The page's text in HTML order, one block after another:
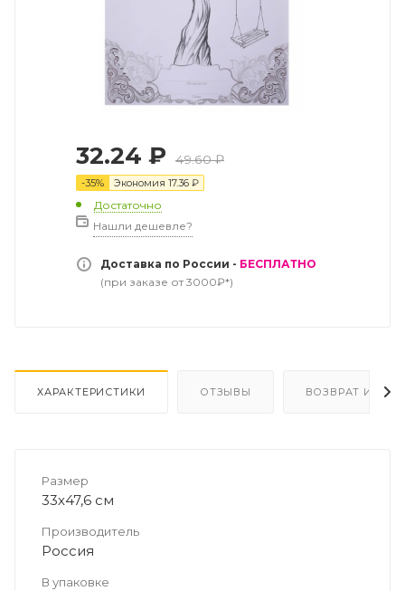
32.24 ₽ 49.60₽
-35% Экономия 17.36 ₽
Достаточно
Нашли дешевле?
Доставка по России - БЕСПЛАТНО
(при заказе от 3000₽*)
ХАРАКТЕРИСТИКИ ОТЗЫВЫ ВОЗВРАТ И
Размер
33х47,6 см
Производитель
Россия
В упаковке